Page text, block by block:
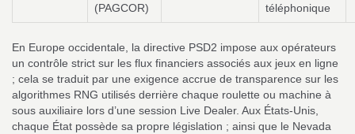
(PAGCOR)
téléphonique
En Europe occidentale, la directive PSD2 impose aux opérateurs
un contrôle strict sur les flux financiers associés aux jeux en ligne
; cela se traduit par une exigence accrue de transparence sur les
algorithmes RNG utilisés derrière chaque roulette ou machine à
sous auxiliaire lors d’une session Live Dealer. Aux États‑Unis,
chaque État possède sa propre législation ; ainsi que le Nevada